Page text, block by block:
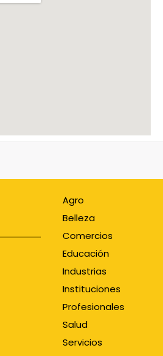
Agro
Belleza
Comercios
Educación
Industrias
Instituciones
Profesionales
Salud
Servicios